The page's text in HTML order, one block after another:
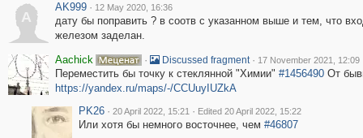
A
AK999 · 12 May 2020, 16:36
дату бы поправить ? в соотв с указанном выше и тем, что
железом заделан.
Aachick
· Discussed fragment · 17 November 2021, 12:09
Переместить бы точку к стеклянной "Химии" #1456490От
https://yandex.ru/maps/-/CCUuyIUZkA
PK26 · 20 April 2022, 15:21 · Edited 20 April 2022, 15:22
Или хотя бы немного восточнее, чем #46807